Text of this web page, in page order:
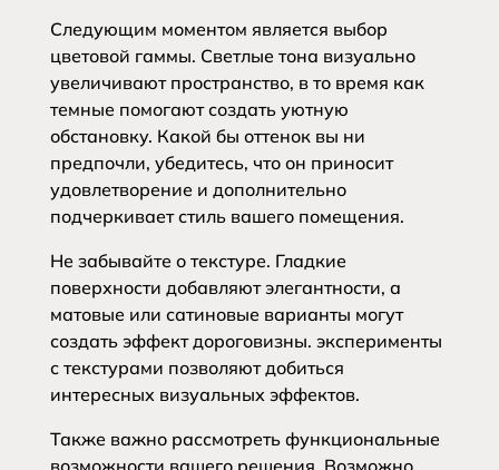
Следующим моментом является выбор
цветовой гаммы. Светлые тона визуально
увеличивают пространство, в то время как
темные помогают создать уютную
обстановку. Какой бы оттенок вы ни
предпочли, убедитесь, что он приносит
удовлетворение и дополнительно
подчеркивает стиль вашего помещения.
Не забывайте о текстуре. Гладкие
поверхности добавляют элегантности, а
матовые или сатиновые варианты могут
создать эффект дороговизны. эксперименты
с текстурами позволяют добиться
интересных визуальных эффектов.
Также важно рассмотреть функциональные
возможности вашего решения. Возможно,